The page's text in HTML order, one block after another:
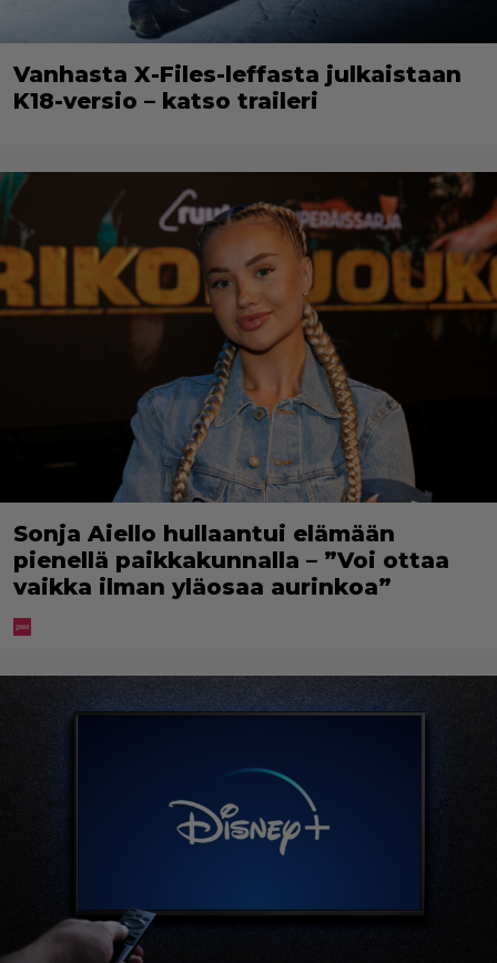
Vanhasta X-Files-leffasta julkaistaan
K18-versio – katso traileri
Sonja Aiello hullaantui elämään
pienellä paikkakunnalla – ”Voi ottaa
vaikka ilman yläosaa aurinkoa”